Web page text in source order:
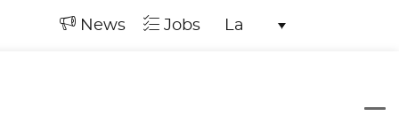
News Jobs La